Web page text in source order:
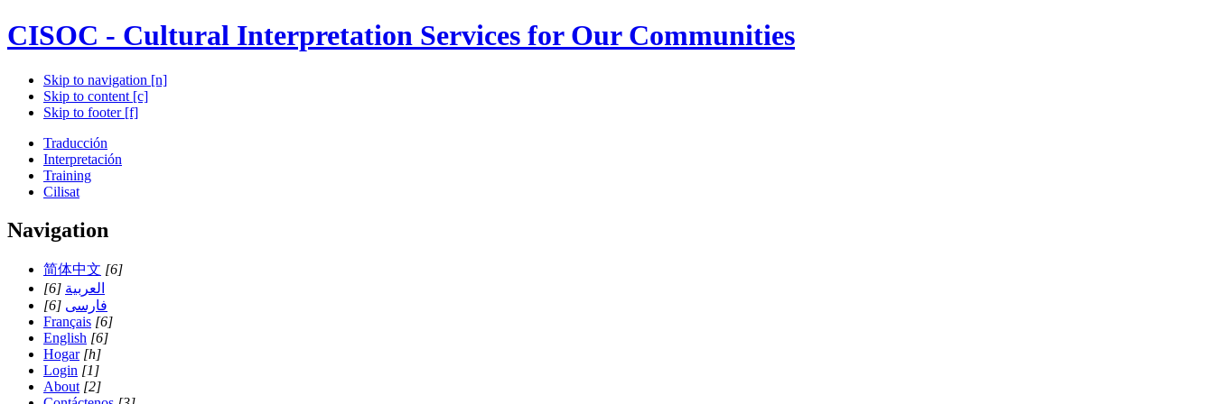
CISOC - Cultural Interpretation Services for Our Communities
Skip to navigation [n]
Skip to content [c]
Skip to footer [f]
Traducción
Interpretación
Training
Cilisat
Navigation
简体中文 [6]
العربية [6]
فارسی [6]
Français [6]
English [6]
Hogar[h]
Login [1]
About [2]